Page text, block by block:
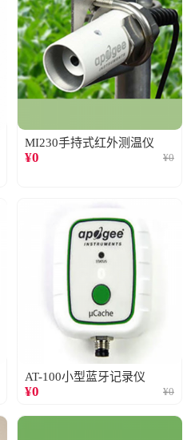
MI230手持式红外测温仪
¥0 ¥0
AT-100小型蓝牙记录仪
¥0 ¥0